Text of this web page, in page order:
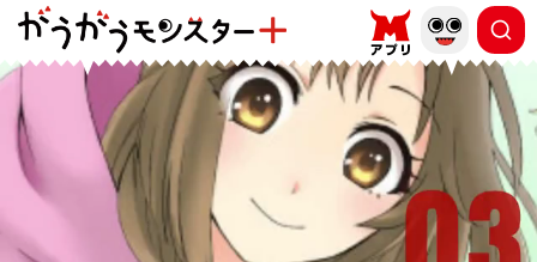
もっと読む